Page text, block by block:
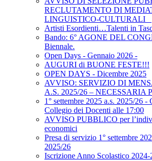
RECLUTAMENTO DI
LINGUISTICO-CULTURALI
Artisti Esordienti…Talenti in
Bando: 6° AGONE DEL
Biennale.
Open Days - Gennaio 2026 -
AUGURI di BUONE FESTE!!!
OPEN DAYS - Dicembre 2025
AVVISO: SERVIZIO DI
A.S. 2025/26 – NECESSARIA
1° settembre 2025 a.s. 2025/26 -
Collegio dei Docenti alle 17:00
AVVISO PUBBLICO per
economici
Presa di servizio 1° settembre
2025/26
Iscrizione Anno Scolastico 2024-